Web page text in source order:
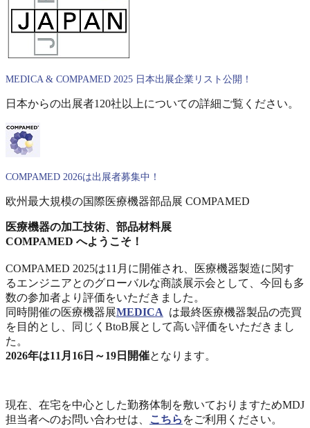
MEDICA & COMPAMED 2025 日本出展企業リスト公開！
日本からの出展者120社以上についての詳細ご覧ください。
COMPAMED 2026は出展者募集中！
欧州最大規模の国際医療機器部品展 COMPAMED
医療機器の加工技術、部品材料展
COMPAMED へようこそ！
COMPAMED 2025は11月に開催され、医療機器製造に関す
るエンジニアとのグローバルな商談展示会として、今回も多
数の参加者より評価をいただきました。
同時開催の医療機器展MEDICA は最終医療機器製品の売買
を目的とし、同じくBtoB展として高い評価をいただきまし
た。
2026年は11月16日～19日開催となります。
現在、在宅を中心とした勤務体制を敷いておりますためMDJ
担当者へのお問い合わせは、
こちら をご利用ください。